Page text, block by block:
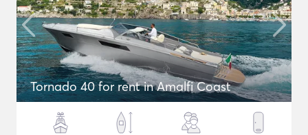
Tornado 40 for rent in Amalfi Coast